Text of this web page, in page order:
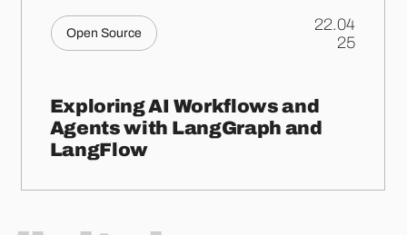
Open Source
22.04
.
25
Exploring AI Workflows and
Agents with LangGraph and
LangFlow